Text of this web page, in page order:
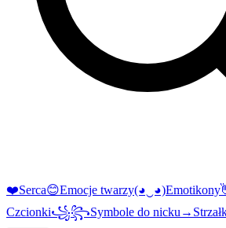
❤️Serca😊Emocje twarzy(◕‿◕)Emotikony
Czcionki꧁꧂Symbole do nicku →